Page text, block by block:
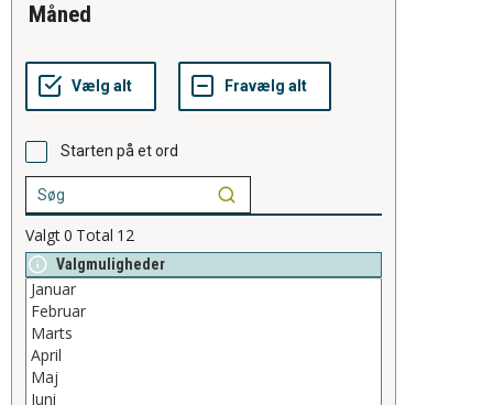
måned
Starten på et ord
Valgt0 Total 12
Valgmuligheder